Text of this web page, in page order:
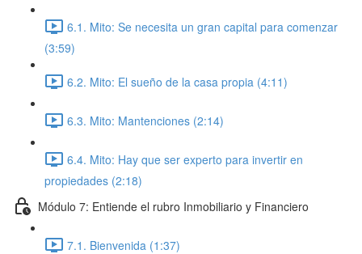
6.1. Mito: Se necesita un gran capital para comenzar
(3:59)
6.2. Mito: El sueño de la casa propia (4:11)
6.3. Mito: Mantenciones (2:14)
6.4. Mito: Hay que ser experto para invertir en
propiedades (2:18)
Módulo 7: Entiende el rubro Inmobiliario y Financiero
7.1. Bienvenida (1:37)